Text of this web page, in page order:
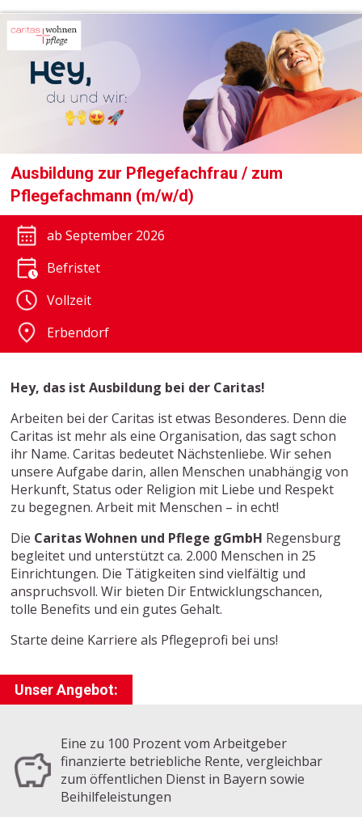
Ausbildung zur Pflegefachfrau / zum
Pflegefachmann (m/w/d)
ab September 2026
Befristet
Vollzeit
Erbendorf
Hey, das ist Ausbildung bei der Caritas!
Arbeiten bei der Caritas ist etwas Besonderes. Denn die
Caritas ist mehr als eine Organisation, das sagt schon
ihr Name. Caritas bedeutet Nächstenliebe. Wir sehen
unsere Aufgabe darin, allen Menschen unabhängig von
Herkunft, Status oder Religion mit Liebe und Respekt
zu begegnen. Arbeit mit Menschen – in echt!
Die Caritas Wohnen und Pflege gGmbH Regensburg
begleitet und unterstützt ca. 2.000 Menschen in 25
Einrichtungen. Die Tätigkeiten sind vielfältig und
anspruchsvoll. Wir bieten Dir Entwicklungschancen,
tolle Benefits und ein gutes Gehalt.
Starte deine Karriere als Pflegeprofi bei uns!
Unser Angebot:
Eine zu 100 Prozent vom Arbeitgeber
finanzierte betriebliche Rente, vergleichbar
zum öffentlichen Dienst in Bayern sowie
Beihilfeleistungen